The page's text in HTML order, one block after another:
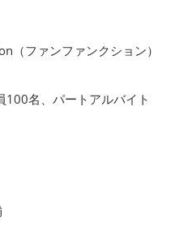
ファンファンクション）
名、パートアルバイト